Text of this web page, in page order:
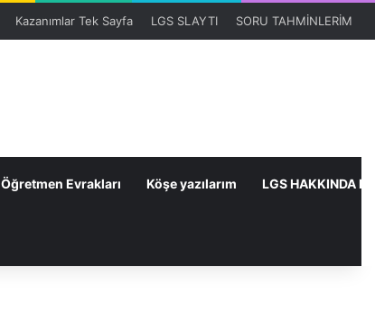
Kazanımlar Tek Sayfa LGS SLAYTI SORU TAHMİNLERİM
Öğretmen Evrakları Köşe yazılarım LGS HAKKINDA